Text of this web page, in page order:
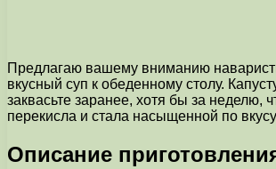
Предлагаю вашему вниманию
вкусный суп к обеденному столу.
заквасьте заранее, хотя бы за неделю,
перекисла и стала насыщенной по
Описание